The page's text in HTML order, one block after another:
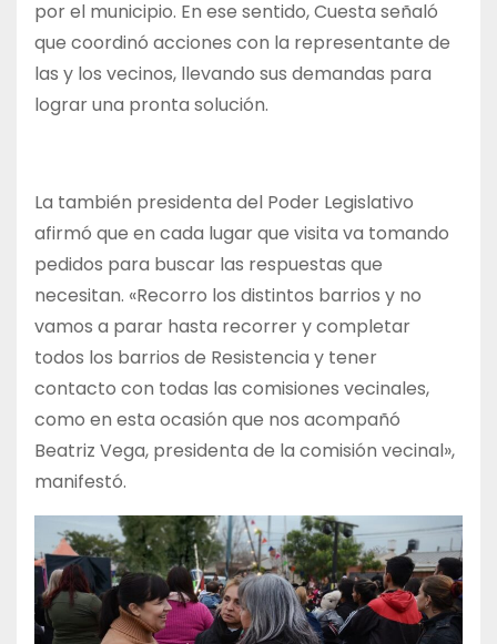
por el municipio. En ese sentido, Cuesta señaló
que coordinó acciones con la representante de
las y los vecinos, llevando sus demandas para
lograr una pronta solución.
La también presidenta del Poder Legislativo
afirmó que en cada lugar que visita va tomando
pedidos para buscar las respuestas que
necesitan. «Recorro los distintos barrios y no
vamos a parar hasta recorrer y completar
todos los barrios de Resistencia y tener
contacto con todas las comisiones vecinales,
como en esta ocasión que nos acompañó
Beatriz Vega, presidenta de la comisión vecinal»,
manifestó.